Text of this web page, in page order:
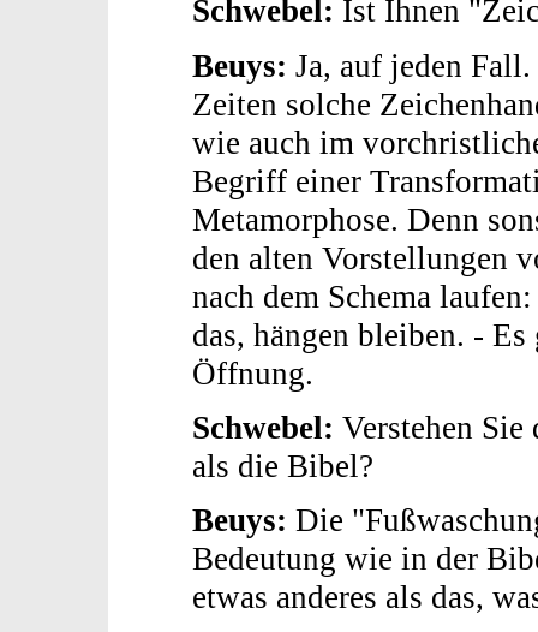
Schwebel: Ist Ihnen
Beuys: Ja, auf jeden
Zeiten solche
wie auch im
Begriff einer
Metamorphose. Denn
den alten Vorstellungen
nach dem Schema
das, hängen bleiben. -
Öffnung.
Schwebel: Verstehen
als die Bibel?
Beuys: Die
Bedeutung wie in der
etwas anderes als das,